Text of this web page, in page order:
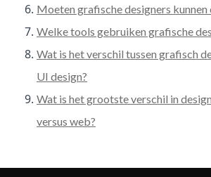
Moeten grafische designers kunnen
Welke tools gebruiken grafische
Wat is het verschil tussen grafisch
UI design?
Wat is het grootste verschil in
versus web?